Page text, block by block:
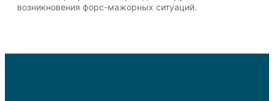
возникновения форс-мажорных ситуаций.